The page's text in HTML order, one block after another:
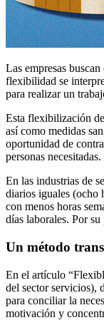
Las empresas
flexibilidad se
para realizar un
Esta flexibilización
así como medidas
oportunidad de
personas necesitadas.
En las industrias de
diarios iguales (ocho
con menos horas
días laborales. Por
Un método
En el artículo
del sector servicios),
para conciliar la
motivación y